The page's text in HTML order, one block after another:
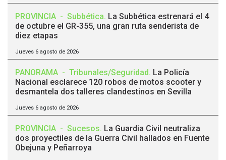
PROVINCIA - Subbética. La Subbética estrenará el 4
de octubre el GR-355, una gran ruta senderista de
diez etapas
Jueves 6 agosto de 2026
PANORAMA - Tribunales/Seguridad. La Policía
Nacional esclarece 120 robos de motos scooter y
desmantela dos talleres clandestinos en Sevilla
Jueves 6 agosto de 2026
PROVINCIA - Sucesos. La Guardia Civil neutraliza
dos proyectiles de la Guerra Civil hallados en Fuente
Obejuna y Peñarroya